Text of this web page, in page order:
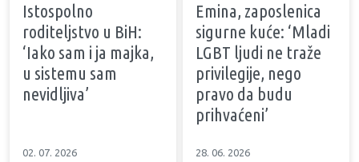
Istospolno
roditeljstvo u BiH:
‘Iako sam i ja majka,
u sistemu sam
nevidljiva’
02. 07. 2026
Emina, zaposlenica
sigurne kuće: ‘Mladi
LGBT ljudi ne traže
privilegije, nego
pravo da budu
prihvaćeni’
28. 06. 2026